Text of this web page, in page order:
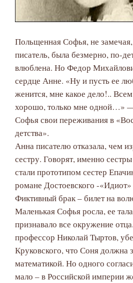
Польщенная Софья, не
писатель, была безмерно, по-
влюблена. Но Федор
сердце Анне. «Ну и пусть ее
женится, мне какое дело!..
хорошо, только мне одной…»
Софья свои переживания в
детства».
Анна писателю отказала, чем
сестру. Говорят, именно
стали прототипом сестер
романе Достоевского -«Идиот»
Фиктивный брак – билет на
Маленькая Софья росла, ее
признавало все окружение
профессор Николай Тыртов,
Круковского, что Соня должна
математикой. Но одного
мало – в Российской империи